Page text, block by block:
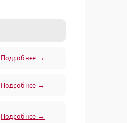
Подробнее →
Подробнее →
Подробнее →